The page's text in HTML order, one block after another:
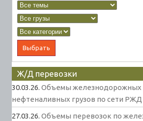
Ж/Д перевозки
30.03.26. Объемы железнодорожных
нефтеналивных грузов по сети
27.03.26. Объемы перевозок по